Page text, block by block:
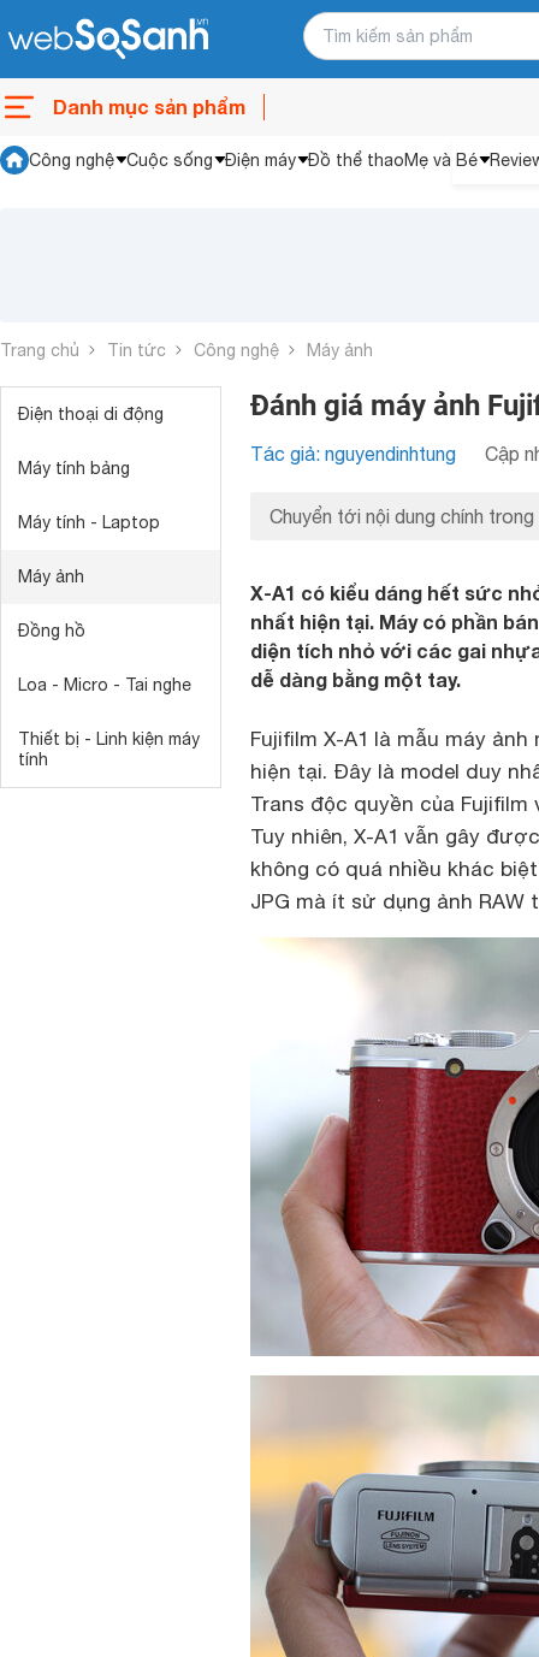
Danh mục sản phẩm
Công nghệ Cuộc sống Điện máy Đồ thể thaoMẹ và Bé
Trang chủ Tin tức Công nghệ Máy ảnh
Điện thoại di động
Máy tính bảng
Máy tính - Laptop
Máy ảnh
Đồng hồ
Loa - Micro - Tai nghe
Thiết bị - Linh kiện máy
tính
Đánh giá máy ảnh
Tác giả: nguyendinhtung Cập
Chuyển tới nội dung chính trong
X-A1 có kiểu dáng hết sức
nhất hiện tại. Máy có phần
diện tích nhỏ với các gai
dễ dàng bằng một tay.
Fujifilm X-A1 là mẫu máy
hiện tại. Đây là model duy
Trans độc quyền của
Tuy nhiên, X-A1 vẫn gây
không có quá nhiều khác
JPG mà ít sử dụng ảnh RAW